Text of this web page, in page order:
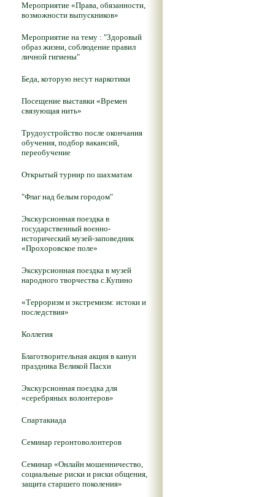
Мероприятие «Права, обязанности,
возможности выпускников»
Мероприятие на тему : "Здоровый
образ жизни, соблюдение правил
личной гигиены"
Беда, которую несут наркотики
Посещение выставки «Времен
связующая нить»
Трудоустройство после окончания
обучения, подбор вакансий,
переобучение
Открытый турнир по шахматам
"Флаг над белым городом"
Экскурсионная поездка в
государственный военно-
исторический музей-заповедник
«Прохоровское поле»
Экскурсионная поездка в музей
народного творчества с.Купино
«Терроризм и экстремизм: истоки и
последствия»
Коллегия
Благотворительная акция в канун
праздника Великой Пасхи
Экскурсионная поездка для
«серебряных волонтеров»
Спартакиада
Семинар геронтоволонтеров
Семинар «Онлайн мошенничество,
социальные риски и риски общения,
защита старшего поколения»